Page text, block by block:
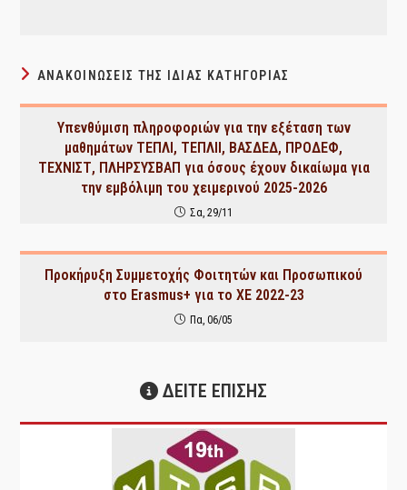
ΑΝΑΚΟΙΝΏΣΕΙΣ ΤΗΣ ΊΔΙΑΣ ΚΑΤΗΓΟΡΊΑΣ
Υπενθύμιση πληροφοριών για την εξέταση των
μαθημάτων ΤΕΠΛΙ, ΤΕΠΛΙΙ, ΒΑΣΔΕΔ, ΠΡΟΔΕΦ,
ΤΕΧΝΙΣΤ, ΠΛΗΡΣΥΣΒΑΠ για όσους έχουν δικαίωμα για
την εμβόλιμη του χειμερινού 2025-2026
Σα, 29/11
Προκήρυξη Συμμετοχής Φοιτητών και Προσωπικού
στο Erasmus+ για το ΧΕ 2022-23
Πα, 06/05
ΔΕΙΤΕ ΕΠΙΣΗΣ